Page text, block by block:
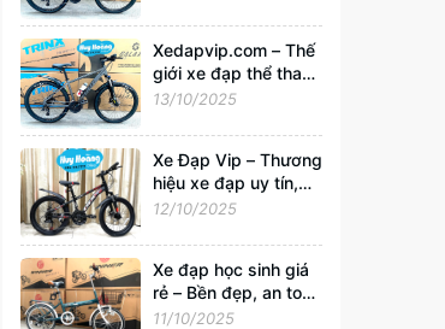
Xedapvip.com
Xedapvip.com – Thế
giới xe đạp thể thao
và xe đạp giá rẻ chất
13/10/2025
Xe Đạp Vip – Thương
hiệu xe đạp uy tín,
đồng hành cùng sức
sống Việt
12/10/2025
Xe đạp học sinh giá
rẻ – Bền đẹp, an toàn
cho tuổi đến trường
11/10/2025